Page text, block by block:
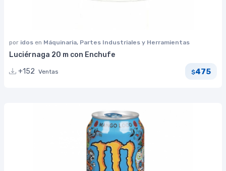
por idos en Máquinaria, Partes Industriales y Herramientas
Luciérnaga 20 m con Enchufe
+152 Ventas $475